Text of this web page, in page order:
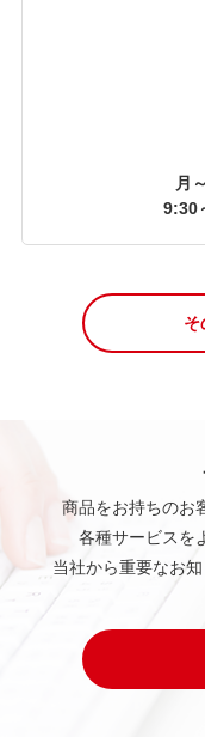
月
9:30
商品をお持ちのお
各種サービスを
当社から重要なお